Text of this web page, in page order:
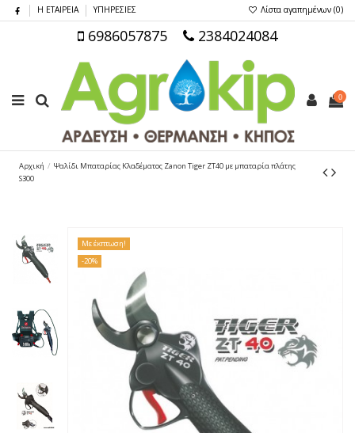
Η ΕΤΑΙΡΕΙΑ ΥΠΗΡΕΣΙΕΣ Λίστα αγαπημένων (0)
6986057875 2384024084
0
Αρχική
Ψαλίδι Μπαταρίας Κλαδέματος Zanon Tiger ZT40 με μπαταρία πλάτης
S300
Με έκπτωση!
-20%